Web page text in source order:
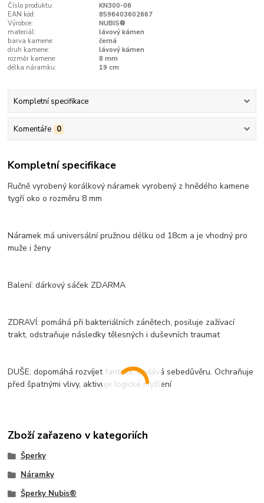
Číslo produktu:
KN300-06
EAN kód:
8596403602667
Výrobce:
NUBIS®
materiál:
lávový kámen
barva kamene:
černá
druh kamene:
lávový kámen
rozměr kamene:
8 mm
délka náramku:
19 cm
Kompletní specifikace
Komentáře 0
Kompletní specifikace
Ručně vyrobený korálkový náramek vyrobený z hnědého kamene
tygří oko o rozměru 8 mm
Náramek má universální pružnou délku od 18cm a je vhodný pro
muže i ženy
Balení: dárkový sáček ZDARMA
ZDRAVÍ: pomáhá při bakteriálních zánětech, posiluje zažívací
trakt, odstraňuje následky tělesných i duševních traumat
DUŠE: dopomáhá rozvíjet fantazii, dodává sebedůvěru. Ochraňuje
před špatnými vlivy, aktivuje logické myšlení
Zboží zařazeno v kategoriích
Šperky
Náramky
Šperky Nubis®